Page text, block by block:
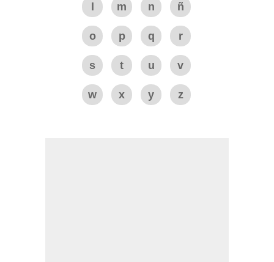
m n ñ
o p q r
s t u v
w x y z